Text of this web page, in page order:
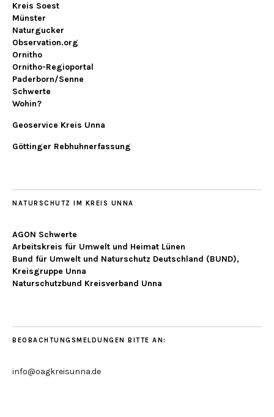
Kreis Soest
Münster
Naturgucker
Observation.org
Ornitho
Ornitho-Regioportal
Paderborn/Senne
Schwerte
Wohin?
Geoservice Kreis Unna
Göttinger Rebhuhnerfassung
NATURSCHUTZ IM KREIS UNNA
AGON Schwerte
Arbeitskreis für Umwelt und Heimat Lünen
Bund für Umwelt und Naturschutz Deutschland (BUND),
Kreisgruppe Unna
Naturschutzbund Kreisverband Unna
BEOBACHTUNGSMELDUNGEN BITTE AN:
info@oagkreisunna.de